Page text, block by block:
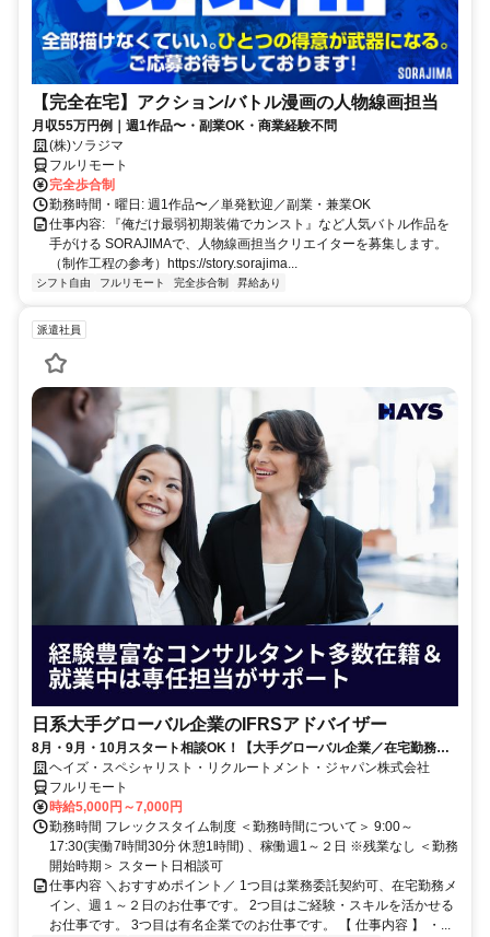
【完全在宅】アクション/バトル漫画の人物線画担当
月収55万円例｜週1作品〜・副業OK・商業経験不問
(株)ソラジマ
フルリモート
完全歩合制
勤務時間・曜日: 週1作品〜／単発歓迎／副業・兼業OK
仕事内容: 『俺だけ最弱初期装備でカンスト』など人気バトル作品を
手がける SORAJIMAで、人物線画担当クリエイターを募集します。
（制作工程の参考）https://story.sorajima...
シフト自由 フルリモート 完全歩合制 昇給あり
派遣社員
日系大手グローバル企業のIFRSアドバイザー
8月・9月・10月スタート相談OK！【大手グローバル企業／在宅勤務メ
イン／週1～2日勤務】IFRSアドバイザー
ヘイズ・スペシャリスト・リクルートメント・ジャパン株式会社
フルリモート
時給5,000円～7,000円
勤務時間 フレックスタイム制度 ＜勤務時間について＞ 9:00～
17:30(実働7時間30分 休憩1時間) 、稼働週1～２日 ※残業なし ＜勤務
開始時期＞ スタート日相談可
仕事内容 ＼おすすめポイント／ 1つ目は業務委託契約可、在宅勤務メ
イン、週１～２日のお仕事です。 2つ目はご経験・スキルを活かせる
お仕事です。 3つ目は有名企業でのお仕事です。 【 仕事内容 】 ・...